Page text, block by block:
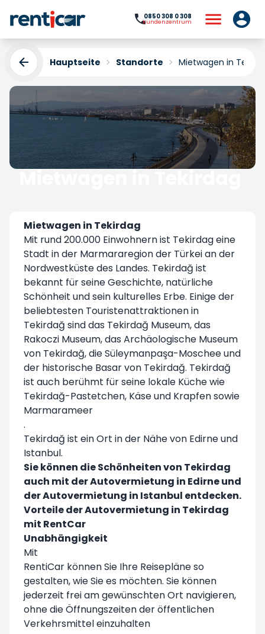
0850 308 0 308
Kundenzentrum
Hauptseite Standorte Mietwagen in
Mietwagen in Tekirdag
Mietwagen in Tekirdag
Mit rund 200.000 Einwohnern ist Tekirdag eine
Stadt in der Marmararegion der Türkei an der
Nordwestküste des Landes. Tekirdağ ist
bekannt für seine Geschichte, natürliche
Schönheit und sein kulturelles Erbe. Einige der
beliebtesten Touristenattraktionen in
Tekirdağ sind das Tekirdağ Museum, das
Rakoczi Museum, das Archäologische Museum
von Tekirdağ, die Süleymanpaşa-Moschee und
der historische Basar von Tekirdağ. Tekirdağ
ist auch berühmt für seine lokale Küche wie
Tekirdağ-Pastetchen, Käse und Krapfen sowie
Marmarameer
.
Tekirdağ ist ein Ort in der Nähe von Edirne und
Istanbul.
Sie können die Schönheiten von Tekirdag
auch mit der Autovermietung in Edirne und
der Autovermietung in Istanbul entdecken.
Vorteile der Autovermietung in Tekirdag
mit RentCar
Unabhängigkeit
Mit
RentiCar können Sie Ihre Reisepläne so
gestalten, wie Sie es möchten. Sie können
jederzeit frei am gewünschten Ort navigieren,
ohne die Öffnungszeiten der öffentlichen
Verkehrsmittel einzuhalten